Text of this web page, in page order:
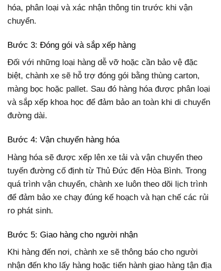
hóa, phân loại và xác nhận thông tin trước khi vận
chuyển.
Bước 3: Đóng gói và sắp xếp hàng
Đối với những loại hàng dễ vỡ hoặc cần bảo vệ đặc
biệt, chành xe sẽ hỗ trợ đóng gói bằng thùng carton,
màng bọc hoặc pallet. Sau đó hàng hóa được phân loại
và sắp xếp khoa học để đảm bảo an toàn khi di chuyển
đường dài.
Bước 4: Vận chuyển hàng hóa
Hàng hóa sẽ được xếp lên xe tải và vận chuyển theo
tuyến đường cố định từ Thủ Đức đến Hòa Bình. Trong
quá trình vận chuyển, chành xe luôn theo dõi lịch trình
để đảm bảo xe chạy đúng kế hoạch và hạn chế các rủi
ro phát sinh.
Bước 5: Giao hàng cho người nhận
Khi hàng đến nơi, chành xe sẽ thông báo cho người
nhận đến kho lấy hàng hoặc tiến hành giao hàng tận địa